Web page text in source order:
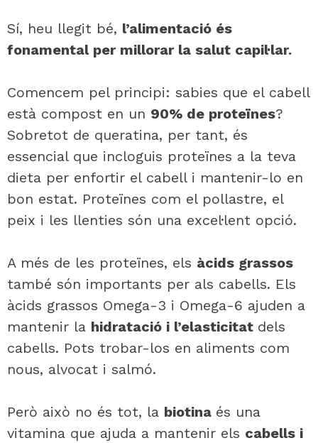
Sí, heu llegit bé, l’alimentació és
fonamental per millorar la salut capil·lar.
Comencem pel principi: sabies que el cabell
està compost en un 90% de proteïnes?
Sobretot de queratina, per tant, és
essencial que incloguis proteïnes a la teva
dieta per enfortir el cabell i mantenir-lo en
bon estat. Proteïnes com el pollastre, el
peix i les llenties són una excel·lent opció.
A més de les proteïnes, els àcids grassos
també són importants per als cabells. Els
àcids grassos Omega-3 i Omega-6 ajuden a
mantenir la hidratació i l’elasticitat dels
cabells. Pots trobar-los en aliments com
nous, alvocat i salmó.
Però això no és tot, la biotina és una
vitamina que ajuda a mantenir els cabells i